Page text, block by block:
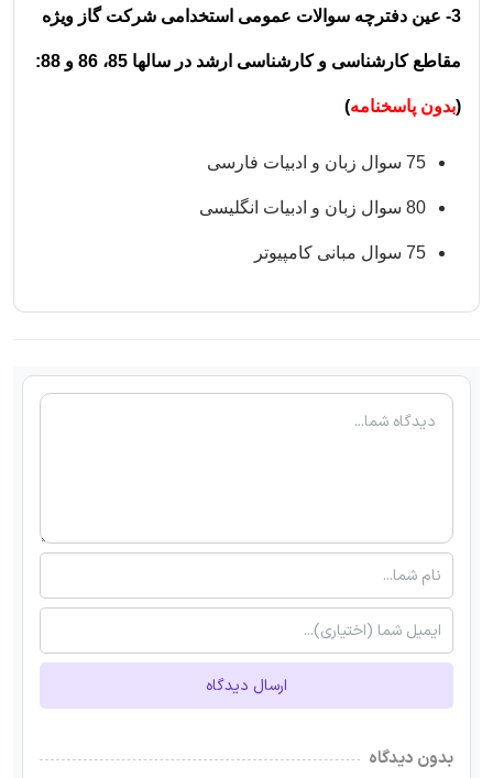
3- عین دفترچه سوالات عمومی استخدامی شرکت گاز ویژه
مقاطع کارشناسی و کارشناسی ارشد در سالها 85، 86 و 88:
(بدون پاسخنامه)
75 سوال زبان و ادبیات فارسی
80 سوال زبان و ادبیات انگلیسی
75 سوال مبانی کامپیوتر
ارسال دیدگاه
بدون دیدگاه